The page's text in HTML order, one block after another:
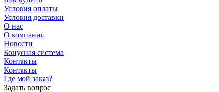
Условия оплаты
Условия доставки
О нас
О компании
Новости
Бонусная система
Контакты
Контакты
Где мой заказ?
Задать вопрос